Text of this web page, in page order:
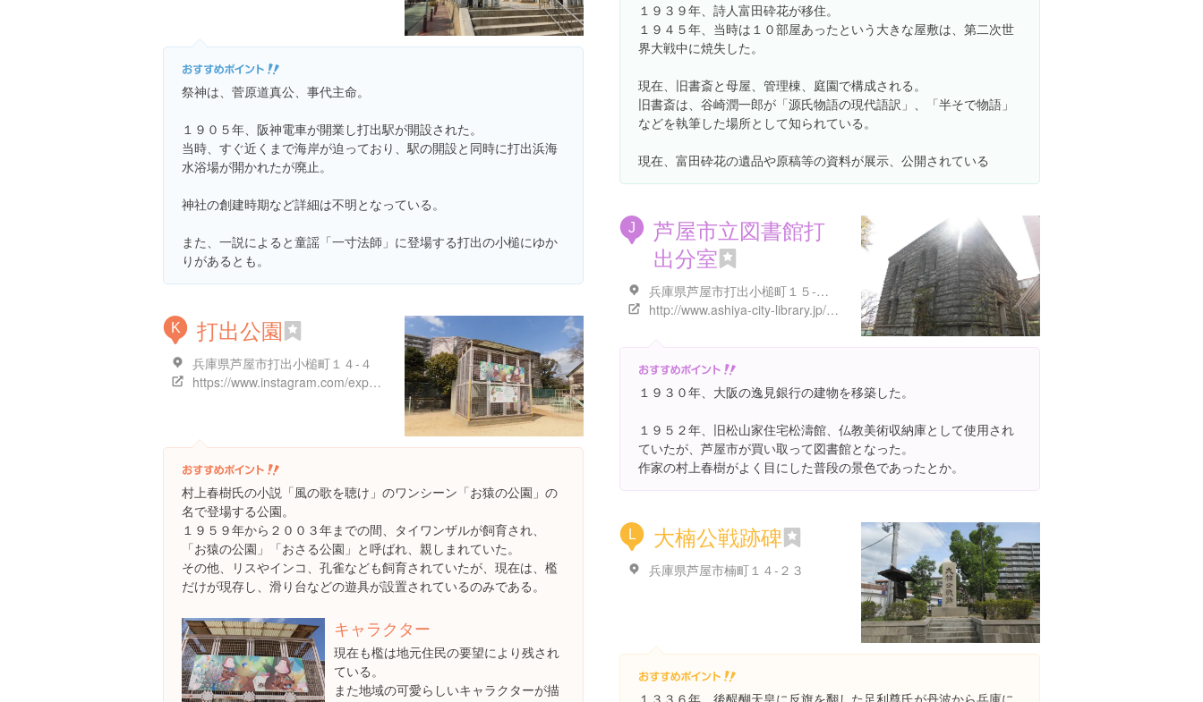
１９３９年、詩人富田砕花が移住。
１９４５年、当時は１０部屋あったという大きな屋敷は、第二次世
界大戦中に焼失した。
現在、旧書斎と母屋、管理棟、庭園で構成される。
旧書斎は、谷崎潤一郎が「源氏物語の現代語訳」、「半そで物語」
などを執筆した場所として知られている。
現在、富田砕花の遺品や原稿等の資料が展示、公開されている
祭神は、菅原道真公、事代主命。
１９０５年、阪神電車が開業し打出駅が開設された。
当時、すぐ近くまで海岸が迫っており、駅の開設と同時に打出浜海
水浴場が開かれたが廃止。
神社の創建時期など詳細は不明となっている。
また、一説によると童謡「一寸法師」に登場する打出の小槌にゆか
りがあるとも。
J
芦屋市立図書館打
出分室
兵庫県芦屋市打出小槌町１５-９ 芦屋市立打出教育文化センター
http://www.ashiya-city-library.jp/sisetu00.html
１９３０年、大阪の逸見銀行の建物を移築した。
１９５２年、旧松山家住宅松濤館、仏教美術収納庫として使用され
ていたが、芦屋市が買い取って図書館となった。
作家の村上春樹がよく目にした普段の景色であったとか。
K 打出公園
兵庫県芦屋市打出小槌町１４-４
https://www.instagram.com/explore/locations/1642464662527877
村上春樹氏の小説「風の歌を聴け」のワンシーン「お猿の公園」の
名で登場する公園。
１９５９年から２００３年までの間、タイワンザルが飼育され、
「お猿の公園」「おさる公園」と呼ばれ、親しまれていた。
その他、リスやインコ、孔雀なども飼育されていたが、現在は、檻
だけが現存し、滑り台などの遊具が設置されているのみである。
キャラクター
現在も檻は地元住民の要望により残され
ている。
また地域の可愛らしいキャラクターが描
L 大楠公戦跡碑
兵庫県芦屋市楠町１４-２３
１３３６年、後醍醐天皇に反旗を翻した足利尊氏が丹波から兵庫に